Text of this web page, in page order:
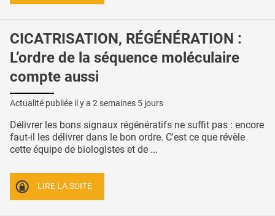
CICATRISATION, RÉGÉNÉRATION :
L’ordre de la séquence moléculaire
compte aussi
Actualité publiée il y a 2 semaines 5 jours
Délivrer les bons signaux régénératifs ne suffit pas : encore
faut-il les délivrer dans le bon ordre. C'est ce que révèle
cette équipe de biologistes et de ...
LIRE LA SUITE